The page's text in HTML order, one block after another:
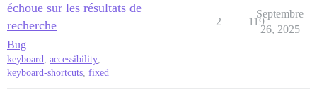
échoue sur les résultats de
recherche
Bug
keyboard, accessibility,
keyboard-shortcuts, fixed
2 119
Septembre
26, 2025